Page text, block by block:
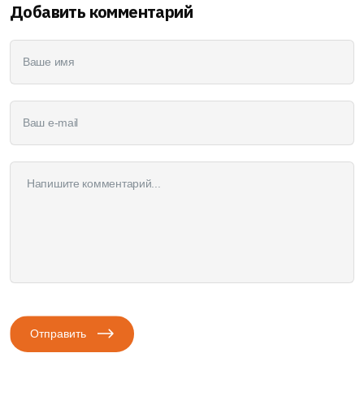
Добавить комментарий
Отправить